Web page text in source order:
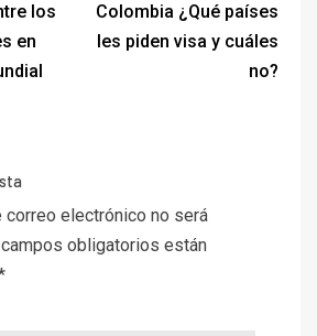
los
en
Colombia ¿Qué países
les piden visa y cuáles
no?
correo electrónico no será
obligatorios están